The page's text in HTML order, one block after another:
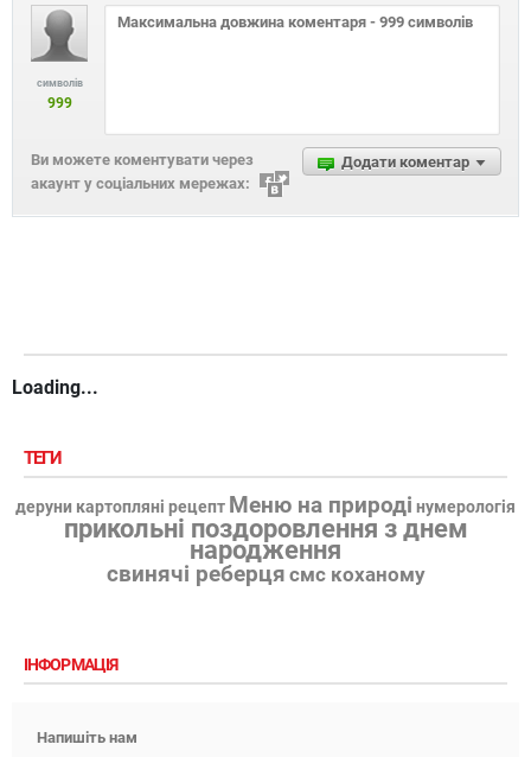
символів
999
Додати коментар
Ви можете коментувати через
акаунт у соціальних мережах:
Loading...
ТЕГИ
деруни картопляні рецепт Меню на природі нумерологія
прикольні поздоровлення з днем
народження
свинячі реберця смс коханому
ІНФОРМАЦІЯ
Напишіть нам